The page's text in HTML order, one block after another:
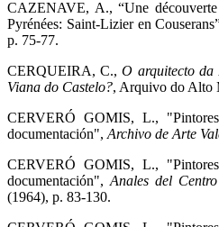
CAZENAVE, A., “Une découverte
Pyrénées: Saint-Lizier en
p. 75-77.
CERQUEIRA, C.,O arquitecto da
Viana do Castelo?, Arquivo do Alto
CERVERÓ GOMIS, L.,
documentación", Archivo de Arte
CERVERÓ GOMIS, L.,
documentación", Anales del
(1964), p. 83-130.